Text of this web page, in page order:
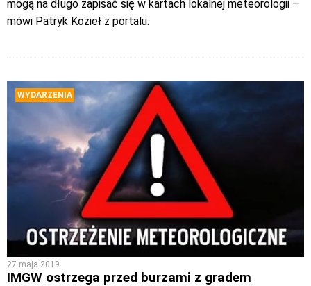
mogą na długo zapisać się w kartach lokalnej meteorologii –
mówi Patryk Kozieł z portalu.
WYDARZENIA
27 maja 2019
IMGW ostrzega przed burzami z gradem